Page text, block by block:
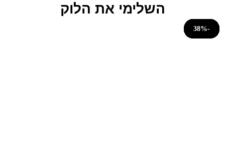
השלימי את הלוק
-33%
-29%
-20%
-20%
-67%
-38%